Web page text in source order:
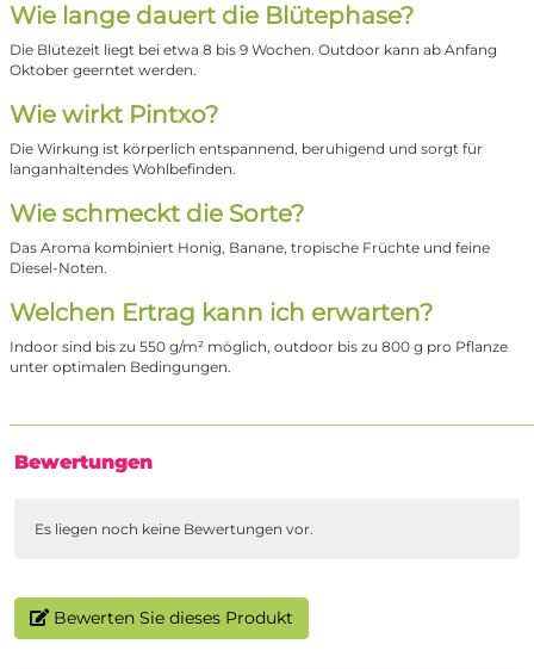
Wie lange dauert die Blütephase?
Die Blütezeit liegt bei etwa 8 bis 9 Wochen. Outdoor kann ab Anfang
Oktober geerntet werden.
Wie wirkt Pintxo?
Die Wirkung ist körperlich entspannend, beruhigend und sorgt für
langanhaltendes Wohlbefinden.
Wie schmeckt die Sorte?
Das Aroma kombiniert Honig, Banane, tropische Früchte und feine
Diesel-Noten.
Welchen Ertrag kann ich erwarten?
Indoor sind bis zu 550 g/m² möglich, outdoor bis zu 800 g pro Pflanze
unter optimalen Bedingungen.
Bewertungen
Es liegen noch keine Bewertungen vor.
Bewerten Sie dieses Produkt